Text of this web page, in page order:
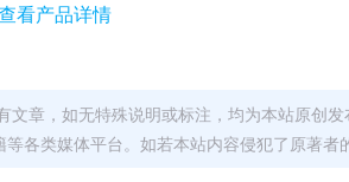
看产品详情
文章，如无特殊说明或标注，均为本站原创
各类媒体平台。如若本站内容侵犯了原著者